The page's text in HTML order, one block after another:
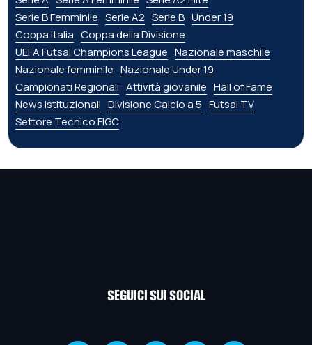
Serie B Femminile Serie A2 Serie B Under 19
Coppa Italia Coppa della Divisione
UEFA Futsal Champions League Nazionale maschile
Nazionale femminile Nazionale Under 19
Campionati Regionali Attività giovanile Hall of Fame
News istituzionali Divisione Calcio a 5 Futsal TV
Settore Tecnico FIGC
SEGUICI SUI SOCIAL